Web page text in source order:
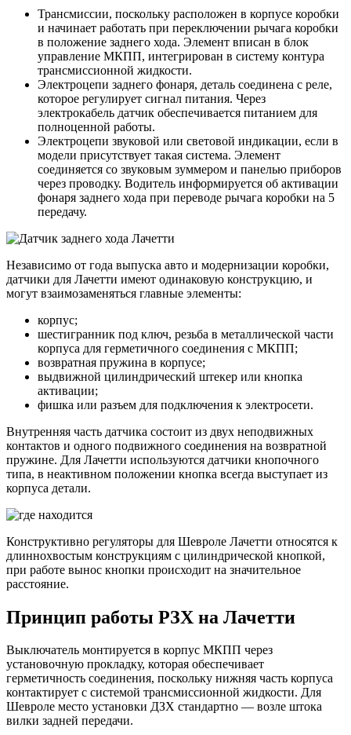
Трансмиссии, поскольку расположен в корпусе коробки
и начинает работать при переключении рычага коробки
в положение заднего хода. Элемент вписан в блок
управление МКПП, интегрирован в систему контура
трансмиссионной жидкости.
Электроцепи заднего фонаря, деталь соединена с реле,
которое регулирует сигнал питания. Через
электрокабель датчик обеспечивается питанием для
полноценной работы.
Электроцепи звуковой или световой индикации, если в
модели присутствует такая система. Элемент
соединяется со звуковым зуммером и панелью приборов
через проводку. Водитель информируется об активации
фонаря заднего хода при переводе рычага коробки на 5
передачу.
Независимо от года выпуска авто и модернизации коробки,
датчики для Лачетти имеют одинаковую конструкцию, и
могут взаимозаменяться главные элементы:
корпус;
шестигранник под ключ, резьба в металлической части
корпуса для герметичного соединения с МКПП;
возвратная пружина в корпусе;
выдвижной цилиндрический штекер или кнопка
активации;
фишка или разъем для подключения к электросети.
Внутренняя часть датчика состоит из двух неподвижных
контактов и одного подвижного соединения на возвратной
пружине. Для Лачетти используются датчики кнопочного
типа, в неактивном положении кнопка всегда выступает из
корпуса детали.
Конструктивно регуляторы для Шевроле Лачетти относятся к
длиннохвостым конструкциям с цилиндрической кнопкой,
при работе вынос кнопки происходит на значительное
расстояние.
Принцип работы РЗХ на Лачетти
Выключатель монтируется в корпус МКПП через
установочную прокладку, которая обеспечивает
герметичность соединения, поскольку нижняя часть корпуса
контактирует с системой трансмиссионной жидкости. Для
Шевроле место установки ДЗХ стандартно — возле штока
вилки задней передачи.